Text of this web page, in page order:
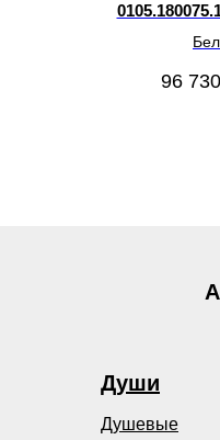
96 730
Души
Душевые